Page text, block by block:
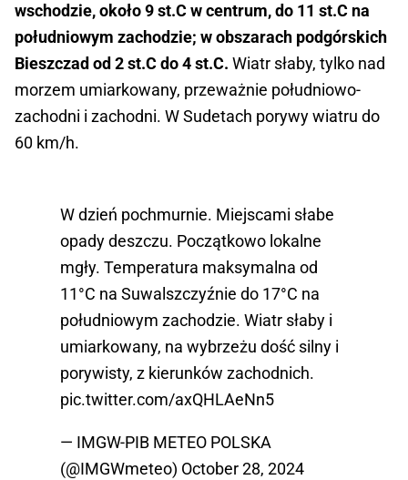
wschodzie, około 9 st.C w centrum, do 11 st.C na
południowym zachodzie; w obszarach podgórskich
Bieszczad od 2 st.C do 4 st.C. Wiatr słaby, tylko nad
morzem umiarkowany, przeważnie południowo-
zachodni i zachodni. W Sudetach porywy wiatru do
60 km/h.
W dzień pochmurnie. Miejscami słabe
opady deszczu. Początkowo lokalne
mgły. Temperatura maksymalna od
11°C na Suwalszczyźnie do 17°C na
południowym zachodzie. Wiatr słaby i
umiarkowany, na wybrzeżu dość silny i
porywisty, z kierunków zachodnich.
pic.twitter.com/axQHLAeNn5
— IMGW-PIB METEO POLSKA
(@IMGWmeteo) October 28, 2024